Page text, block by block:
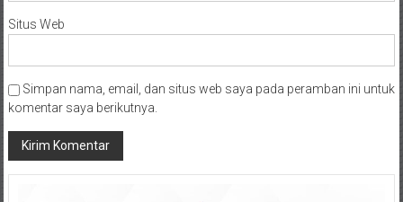
Situs Web
Simpan nama, email, dan situs web saya pada peramban ini untuk
komentar saya berikutnya.